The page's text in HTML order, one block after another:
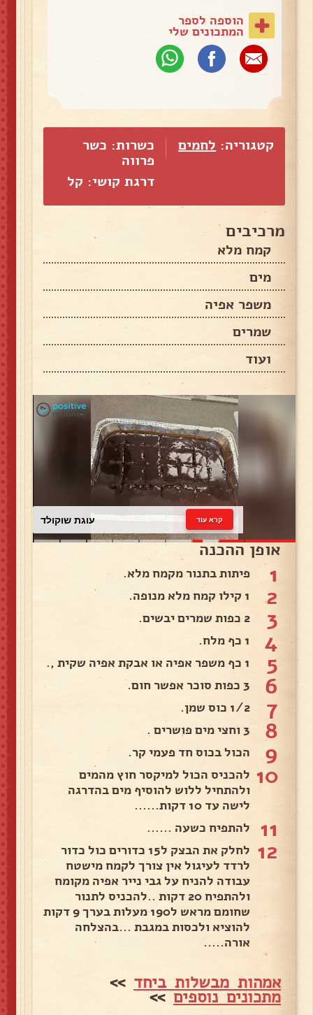
הוספה לספר
המתכונים שלי
קטגוריה: לחמים
כשרות: כשר
פרווה
דרגת קושי: קל
מרכיבים
קמח מלא
מים
משפר אפיה
שמרים
ועוד
עוגת שוקולד קרא עוד
אופן ההכנה
1 פיתות בתנור מקמח מלא.
2 1 קילו קמח מלא מנופה.
3 2 כפות שמרים יבשים.
4 1 כף מלח.
5 1 כף משפר אפיה או אבקת אפיה שקית ,.
6 3 כפות סוכר אפשר חום.
7 1/2 כוס שמן.
8 3 וחצי מים פושרים .
9 הכול בכוס חד פעמי קר.
10 להכניס הכול למיקסר חוץ מהמים
ולהתחיל ללוש להוסיף מים בהדרגה
לישה עד 10 דקות......
11 להתפיח כשעה ......
12
לחלק את הבצק ל15 כדורים כול כדור
לרדד לעיגול אין צורך לקמח מישטח
עבודה להניח על גבי נייר אפיה מקומח
ולהתפיח 20 דקות ..להכניס לתנור
שחומם מראש ל190 מעלות בערך 9 דקות
להוציא ולכסות במגבת ...בהצלחה
אורה.....
אמהות מבשלות ביחד >>
מתכונים נוספים>>